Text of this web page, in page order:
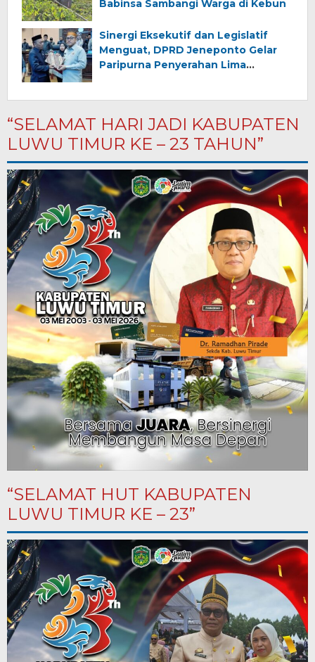
Babinsa Sambangi Warga di Kebun
Sinergi Eksekutif dan Legislatif
Menguat, DPRD Jeneponto Gelar
Paripurna Penyerahan Lima
“SELAMAT HARI JADI KABUPATEN
LUWU TIMUR KE – 23 TAHUN”
“SELAMAT HUT KABUPATEN
LUWU TIMUR KE – 23”